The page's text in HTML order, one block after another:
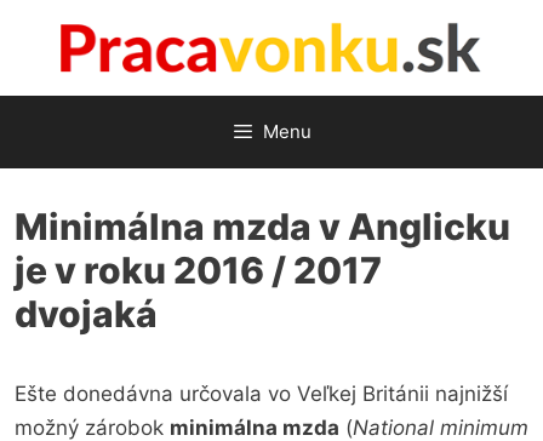
Menu
Minimálna mzda v Anglicku
je v roku 2016 / 2017
dvojaká
Ešte donedávna určovala vo Veľkej Británii najnižší
možný zárobok minimálna mzda (National minimum